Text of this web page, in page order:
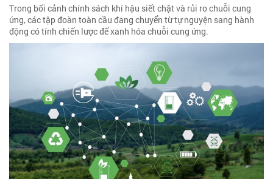
Trong bối cảnh chính sách khí hậu siết chặt và rủi ro chuỗi cung
ứng, các tập đoàn toàn cầu đang chuyển từ tự nguyện sang hành
động có tính chiến lược để xanh hóa chuỗi cung ứng.